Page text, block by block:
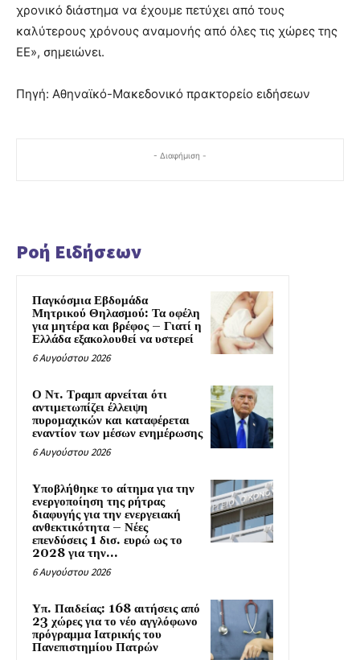
χρονικό διάστημα να έχουμε πετύχει από τους
καλύτερους χρόνους αναμονής από όλες τις χώρες της
ΕΕ», σημειώνει.
Πηγή: Αθηναϊκό-Μακεδονικό πρακτορείο ειδήσεων
- Διαφήμιση -
Ροή Ειδήσεων
Παγκόσμια Εβδομάδα
Μητρικού Θηλασμού: Τα οφέλη
για μητέρα και βρέφος – Γιατί η
Ελλάδα εξακολουθεί να υστερεί
6 Αυγούστου 2026
Ο Ντ. Τραμπ αρνείται ότι
αντιμετωπίζει έλλειψη
πυρομαχικών και καταφέρεται
εναντίον των μέσων ενημέρωσης
6 Αυγούστου 2026
Υποβλήθηκε το αίτημα για την
ενεργοποίηση της ρήτρας
διαφυγής για την ενεργειακή
ανθεκτικότητα – Νέες
επενδύσεις 1 δισ. ευρώ ως το
2028 για την...
6 Αυγούστου 2026
Υπ. Παιδείας: 168 αιτήσεις από
23 χώρες για το νέο αγγλόφωνο
πρόγραμμα Ιατρικής του
Πανεπιστημίου Πατρών